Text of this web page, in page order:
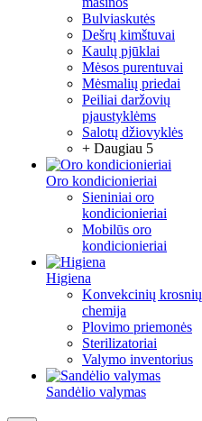
Bulviaskutės
Dešrų kimštuvai
Kaulų pjūklai
Mėsos purentuvai
Mėsmalių priedai
Peiliai daržovių
pjaustyklėms
Salotų džiovyklės
+ Daugiau 5
Oro kondicionieriai
Sieniniai oro
kondicionieriai
Mobilūs oro
kondicionieriai
Higiena
Konvekcinių krosnių
chemija
Plovimo priemonės
Sterilizatoriai
Valymo inventorius
Sandėlio valymas